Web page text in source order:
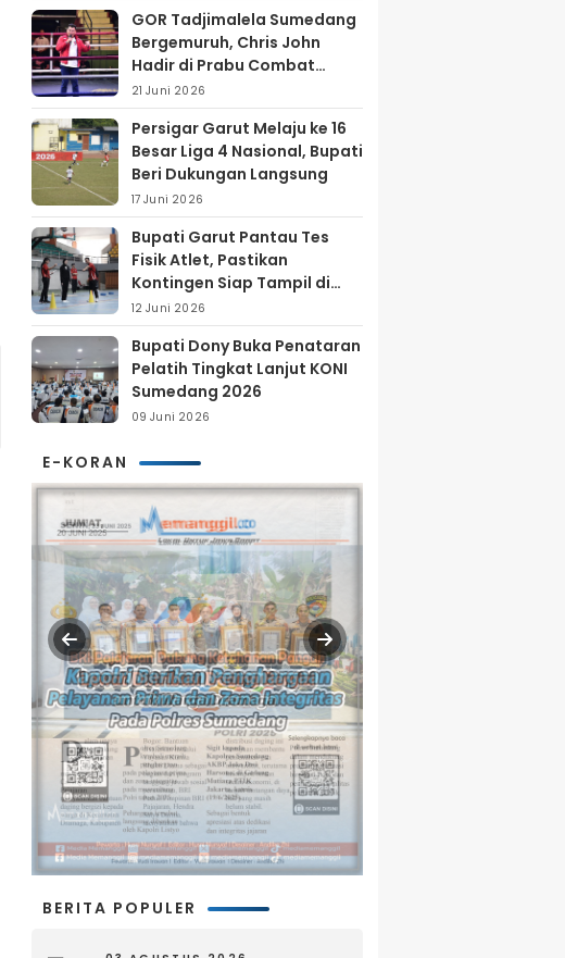
GOR Tadjimalela Sumedang
Bergemuruh, Chris John
Hadir di Prabu Combat
Series 2026
21 Juni 2026
Persigar Garut Melaju ke 16
Besar Liga 4 Nasional, Bupati
Beri Dukungan Langsung
17 Juni 2026
Bupati Garut Pantau Tes
Fisik Atlet, Pastikan
Kontingen Siap Tampil di
Porprov 2026
12 Juni 2026
Bupati Dony Buka Penataran
Pelatih Tingkat Lanjut KONI
Sumedang 2026
09 Juni 2026
E-KORAN
BERITA POPULER